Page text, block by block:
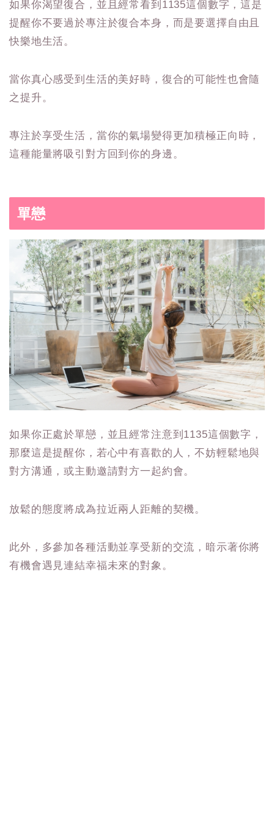
如果你渴望復合，並且經常看到1135這個數字，這是
提醒你不要過於專注於復合本身，而是要選擇自由且
快樂地生活。
當你真心感受到生活的美好時，復合的可能性也會隨
之提升。
專注於享受生活，當你的氣場變得更加積極正向時，
這種能量將吸引對方回到你的身邊。
單戀
如果你正處於單戀，並且經常注意到1135這個數字，
那麼這是提醒你，若心中有喜歡的人，不妨輕鬆地與
對方溝通，或主動邀請對方一起約會。
放鬆的態度將成為拉近兩人距離的契機。
此外，多參加各種活動並享受新的交流，暗示著你將
有機會遇見連結幸福未來的對象。